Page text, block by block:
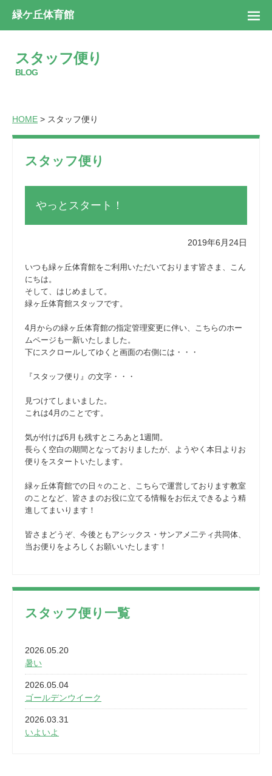
緑ケ丘体育館
スタッフ便り
BLOG
HOME > スタッフ便り
スタッフ便り
やっとスタート！
2019年6月24日
いつも緑ヶ丘体育館をご利用いただいております皆さま、こん
にちは。
そして、はじめまして。
緑ヶ丘体育館スタッフです。
4月からの緑ヶ丘体育館の指定管理変更に伴い、こちらのホー
ムページも一新いたしました。
下にスクロールしてゆくと画面の右側には・・・
『スタッフ便り』の文字・・・
見つけてしまいました。
これは4月のことです。
気が付けば6月も残すところあと1週間。
長らく空白の期間となっておりましたが、ようやく本日よりお
便りをスタートいたします。
緑ヶ丘体育館での日々のこと、こちらで運営しております教室
のことなど、皆さまのお役に立てる情報をお伝えできるよう精
進してまいります！
皆さまどうぞ、今後ともアシックス・サンアメ二ティ共同体、
当お便りをよろしくお願いいたします！
スタッフ便り一覧
2026.05.20
暑い
2026.05.04
ゴールデンウイーク
2026.03.31
いよいよ